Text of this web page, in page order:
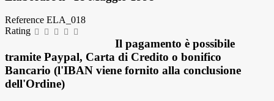
Reference ELA_018
Rating
Il pagamento è possibile
tramite Paypal, Carta di Credito o bonifico
Bancario (l'IBAN viene fornito alla conclusione
dell'Ordine)